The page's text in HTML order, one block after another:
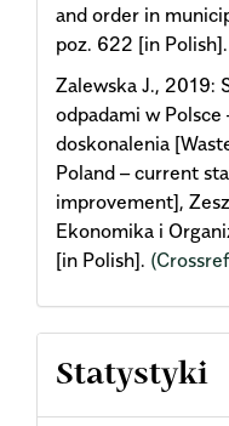
and order in
poz. 622 [in Polish].
Zalewska J., 2019:
odpadami w
doskonalenia
Poland – current
improvement],
Ekonomika i
[in Polish].
Statystyki